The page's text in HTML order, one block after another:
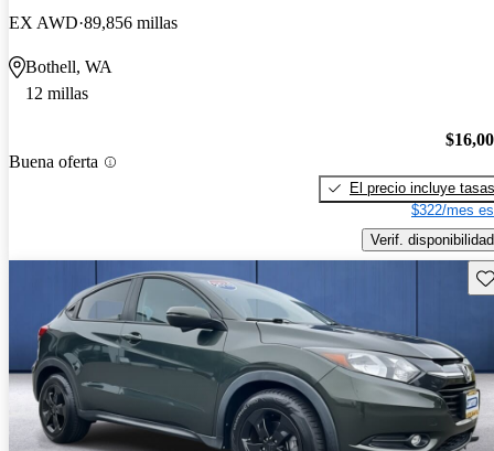
EX AWD 89,856 millas
Bothell, WA
12 millas
Buena oferta
El precio incluye tasas
$322/mes
Verif. disponibilidad